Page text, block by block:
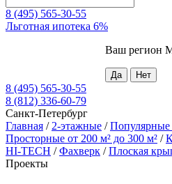
8 (495) 565-30-55
Льготная ипотека 6%
Ваш регион
8 (495) 565-30-55
8 (812) 336-60-79
Санкт-Петербург
Главная / 2-этажные /Популярные
Просторные от 200 м² до 300 м² /
HI-TECH /Фахверк /Плоская
Проекты